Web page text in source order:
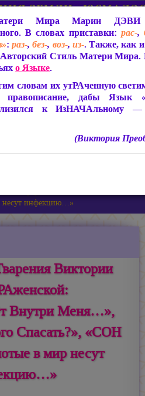
ПреобРАженской:
инфекцию…»
Виктории
Внутри Меня…»,
Спасать?», «СОН
в мир несут
МираМарии
В словах приставки: рас-,
: раз-,без-, воз-, из-. Также, как
Стиль Матери Мира.
о Языке.
словам их утРАченную
правописание, дабы Язык
к ИзНАЧАльному —
(Виктория